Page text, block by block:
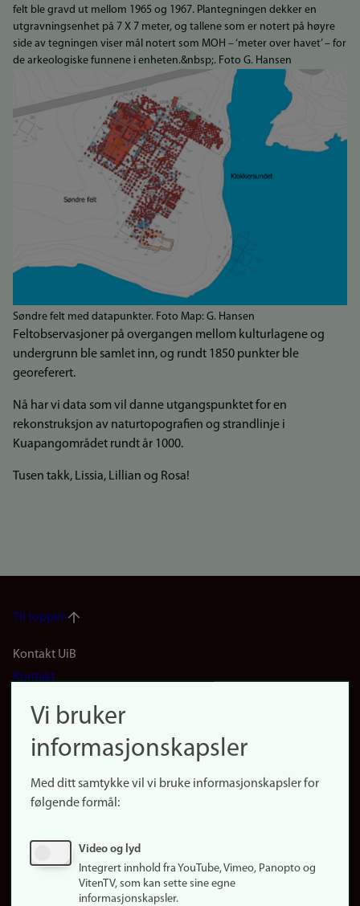
felt ble gravd ut mellom 1965 og 1967. Plantegningen dekker en
utgravningsenhet på 7 X 7 meter, og tallene som er notert på høyre
side av tegningen viser mål notert som MOH – ‘meter over havet’ – for
de arkeologiske funnene i enheten.&nbsp;. Foto G. Hansen
Søndre felt med datapunkter. Foto Map: G. Hansen
Feltobservasjoner på overgangen mellom kulturlagene og
undergrunn ble samlet inn, og rundt 1850 punkter ble
georeferert.
Nå har vi data som vil danne utgangspunktet for en
rekonstruksjon av naturtopografien og strandlinje i
Kuapangområdet rundt år 1000.
Tusen takk, Lissia, Lillian og Rosa!
Til toppen
Footer
(no)
Kontakt UiB
Kontakt
Finn forsker
Presse
Finn studier
Ledige stillinger
Vi bruker
informasjonskapsler
Med ditt samtykke vil vi bruke informasjonskapsler for
følgende formål:
Video og lyd
Integrert innhold fra YouTube, Vimeo, Panopto og
VitenTV, som kan sette sine egne
informasjonskapsler.